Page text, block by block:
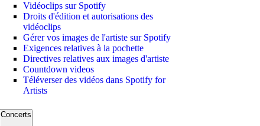
Vidéoclips sur Spotify
Droits d'édition et autorisations des
vidéoclips
Gérer vos images de l'artiste sur Spotify
Exigences relatives à la pochette
Directives relatives aux images d'artiste
Countdown videos
Téléverser des vidéos dans Spotify for
Artists
Concerts